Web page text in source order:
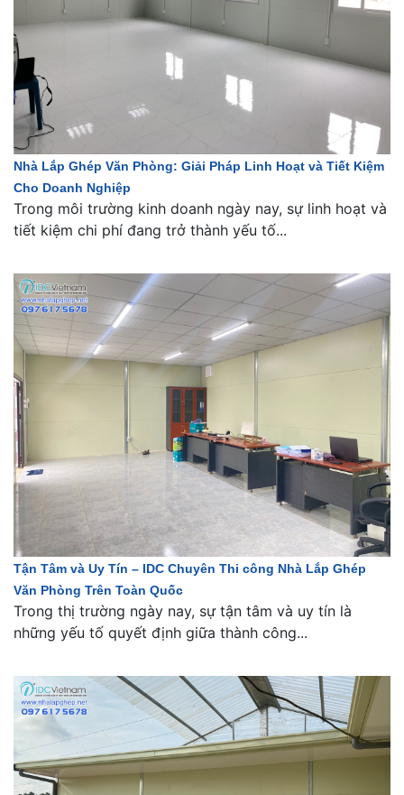
Nhà Lắp Ghép Văn Phòng: Giải Pháp Linh Hoạt và Tiết Kiệm
Cho Doanh Nghiệp
Trong môi trường kinh doanh ngày nay, sự linh hoạt và
tiết kiệm chi phí đang trở thành yếu tố...
Tận Tâm và Uy Tín – IDC Chuyên Thi công Nhà Lắp Ghép
Văn Phòng Trên Toàn Quốc
Trong thị trường ngày nay, sự tận tâm và uy tín là
những yếu tố quyết định giữa thành công...